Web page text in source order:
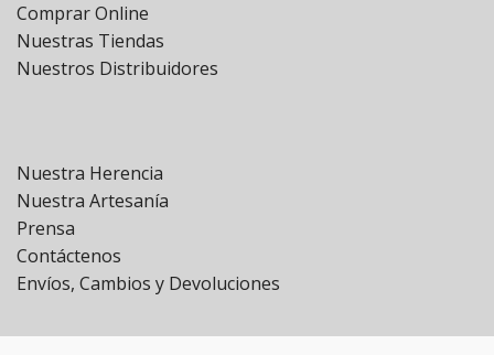
Comprar Online
Nuestras Tiendas
Nuestros Distribuidores
Nuestra Herencia
Nuestra Artesanía
Prensa
Contáctenos
Envíos, Cambios y Devoluciones